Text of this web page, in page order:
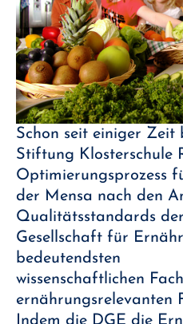
Schon seit einiger Zeit
Stiftung Klosterschule
Optimierungsprozess
der Mensa nach den
Qualitätsstandards
Gesellschaft für
bedeutendsten
wissenschaftlichen
ernährungsrelevanten
Indem die DGE die